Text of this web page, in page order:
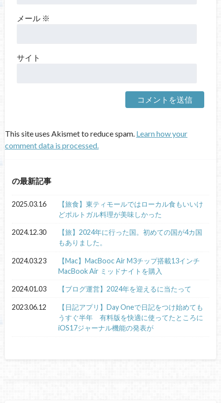
メール ※
サイト
This site uses Akismet to reduce spam. Learn how your
comment data is processed.
の最新記事
2025.03.16
【旅食】東ティモールではローカル食もいいけ
どポルトガル料理が美味しかった
2024.12.30
【旅】2024年に行った国。初めての国が4カ国
もありました。
2024.03.23
【Mac】MacBooc Air M3チップ搭載13インチ
MacBook Air ミッドナイトを購入
2024.01.03 【ブログ運営】2024年を迎えるに当たって
2023.06.12
【日記アプリ】Day Oneで日記をつけ始めても
うすぐ半年 有料版を快適に使ってたところに
iOS17ジャーナル機能の発表が